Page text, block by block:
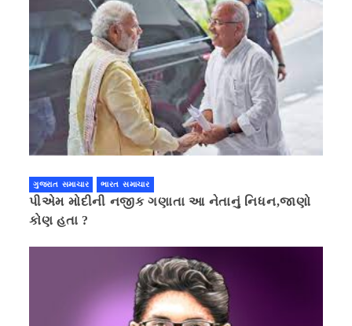
ગુજરાત સમાચાર ભારત સમાચાર
પીએમ મોદીની નજીક ગણાતા આ નેતાનું નિધન,જાણો
કોણ હતા ?